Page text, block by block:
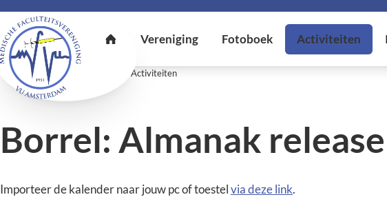
U bent hier: Home Activiteiten
Borrel: Almanak release
Importeer de kalender naar jouw pc of toestelvia deze link.